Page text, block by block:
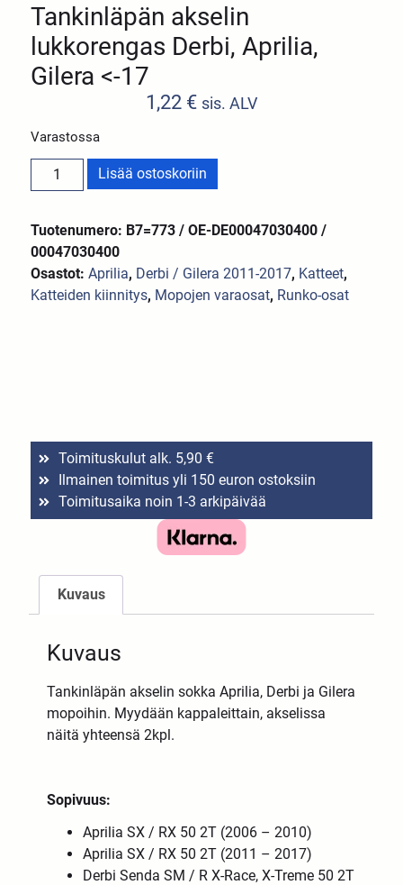
Tankinläpän akselin
lukkorengas Derbi, Aprilia,
Gilera <-17
1,22 € sis. ALV
Varastossa
Lisää ostoskoriin
Tuotenumero: B7=773 / OE-DE00047030400 /
00047030400
Osastot:Aprilia, Derbi / Gilera 2011-2017, Katteet,
Katteiden kiinnitys, Mopojen varaosat, Runko-osat
Toimituskulut alk. 5,90 €
Ilmainen toimitus yli 150 euron ostoksiin
Toimitusaika noin 1-3 arkipäivää
Kuvaus
Kuvaus
Tankinläpän akselin sokka Aprilia, Derbi ja Gilera
mopoihin. Myydään kappaleittain, akselissa
näitä yhteensä 2kpl.
Sopivuus:
Aprilia SX / RX 50 2T (2006 – 2010)
Aprilia SX / RX 50 2T (2011 – 2017)
Derbi Senda SM / R X-Race, X-Treme 50 2T